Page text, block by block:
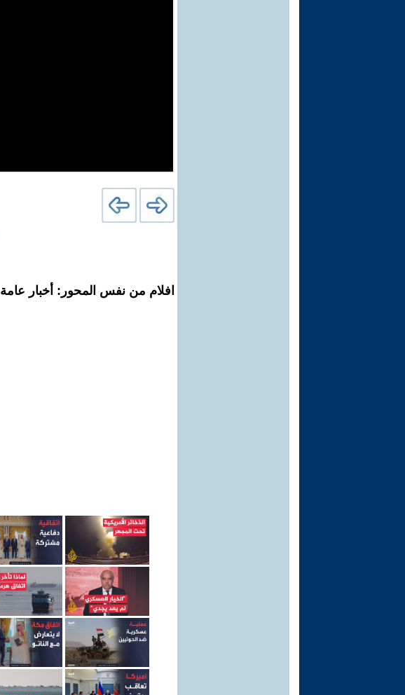
افلام من نفس المحور: أخبار عامة